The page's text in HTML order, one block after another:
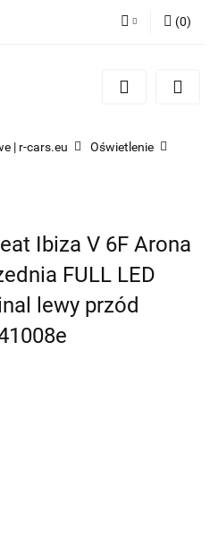
Zarejestruj się
(0)
| r-cars.eu Oświetlenie
Ibiza V 6F Arona
FULL LED
lewy przód